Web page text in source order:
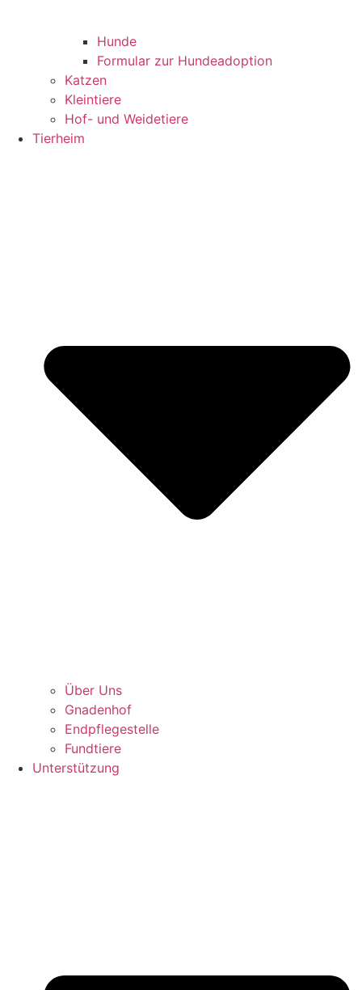
Hunde
Formular zur Hundeadoption
Katzen
Kleintiere
Hof- und Weidetiere
Tierheim
Über Uns
Gnadenhof
Endpflegestelle
Fundtiere
Unterstützung